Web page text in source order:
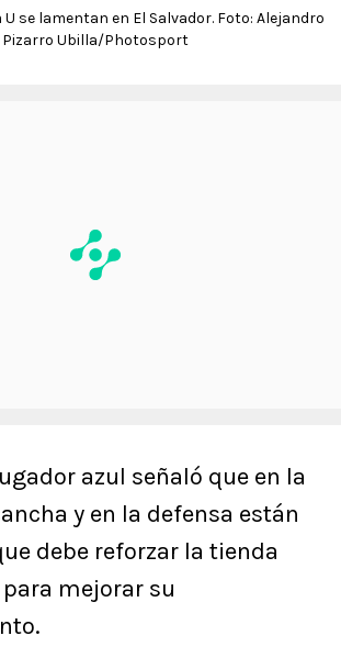
U se lamentan en El Salvador. Foto: Alejandro
Pizarro Ubilla/Photosport
azul señaló que en la
y en la defensa están
debe reforzar la tienda
mejorar su